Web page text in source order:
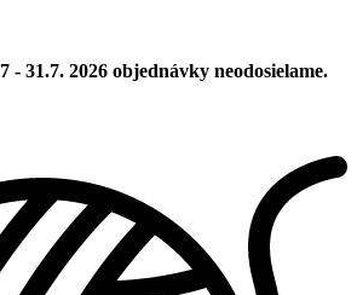
31.7. 2026 objednávky neodosielame.